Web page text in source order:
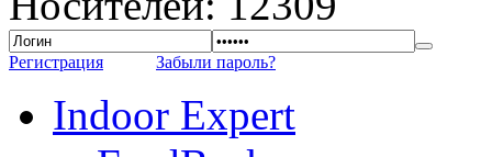
Регистрация Забыли пароль?
Indoor Expert